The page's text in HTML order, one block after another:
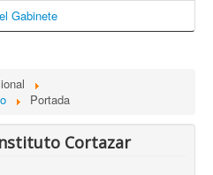
Gabinete
Portada
Cortazar